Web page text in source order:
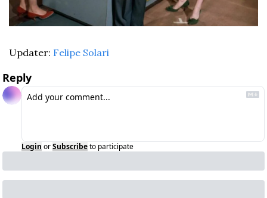
Updater: Felipe Solari
Reply
Login orSubscribeto participate